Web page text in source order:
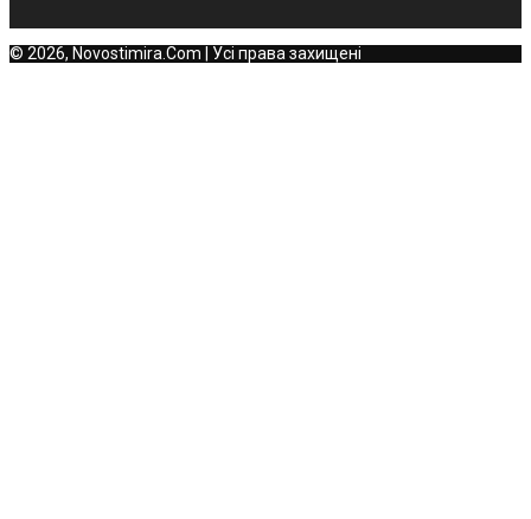
© 2026, Novostimira.Com | Усі права захищені